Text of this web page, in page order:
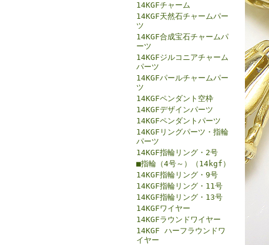
14KGFチャーム
14KGF天然石チャームパー
ツ
14KGF合成宝石チャームパ
ーツ
14KGFジルコニアチャーム
パーツ
14KGFパールチャームパー
ツ
14KGFペンダント空枠
14KGFデザインパーツ
14KGFペンダントパーツ
14KGFリングパーツ・指輪
パーツ
14KGF指輪リング・2号
■指輪（4号～）（14kgf）
14KGF指輪リング・9号
14KGF指輪リング・11号
14KGF指輪リング・13号
14KGFワイヤー
14KGFラウンドワイヤー
14KGF ハーフラウンドワ
イヤー